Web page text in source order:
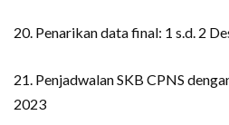
20. Penarikan data final: 1 s.d. 2
21. Penjadwalan SKB CPNS
2023